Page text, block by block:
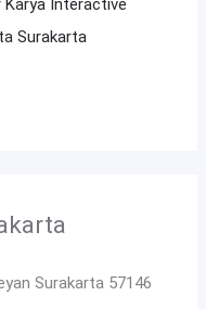
Surakarta
Surakarta 57146